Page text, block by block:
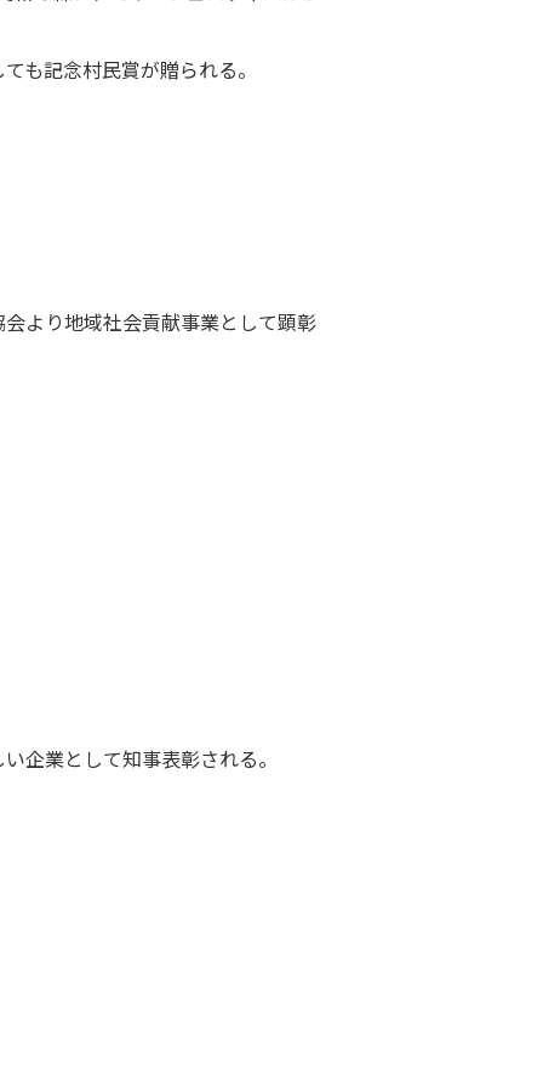
も記念村民賞が贈られる。
より地域社会貢献事業として顕彰
企業として知事表彰される。